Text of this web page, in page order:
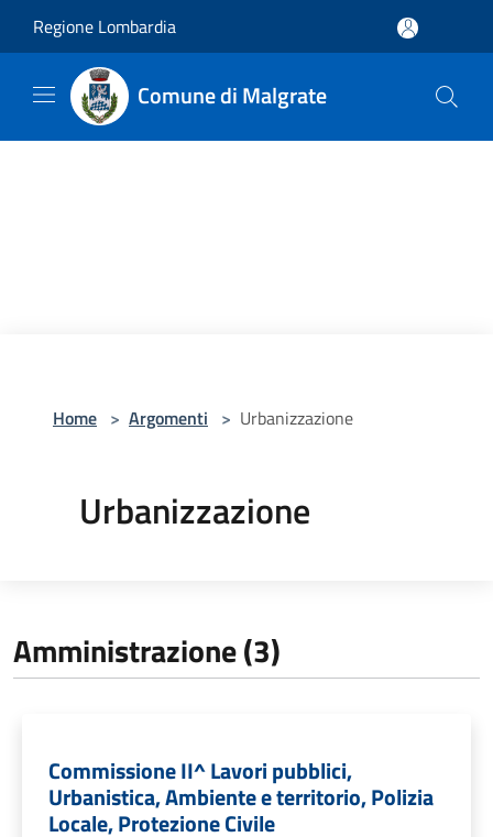
Regione Lombardia
Comune di Malgrate
Home > Argomenti > Urbanizzazione
Urbanizzazione
Amministrazione (3)
Commissione II^ Lavori pubblici,
Urbanistica, Ambiente e territorio, Polizia
Locale, Protezione Civile